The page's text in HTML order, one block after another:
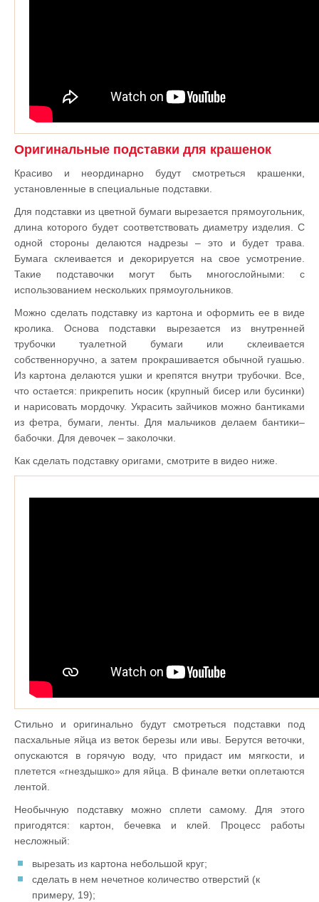
Оригинальные подставки для крашенок
Красиво и неординарно будут смотреться крашенки,
установленные в специальные подставки.
Для подставки из цветной бумаги вырезается прямоугольник,
длина которого будет соответствовать диаметру изделия. С
одной стороны делаются надрезы – это и будет трава.
Бумага склеивается и декорируется на свое усмотрение.
Такие подставочки могут быть многослойными: с
использованием нескольких прямоугольников.
Можно сделать подставку из картона и оформить ее в виде
кролика. Основа подставки вырезается из внутренней
трубочки туалетной бумаги или склеивается
собственноручно, а затем прокрашивается обычной гуашью.
Из картона делаются ушки и крепятся внутри трубочки. Все,
что остается: прикрепить носик (крупный бисер или бусинки)
и нарисовать мордочку. Украсить зайчиков можно бантиками
из фетра, бумаги, ленты. Для мальчиков делаем бантики–
бабочки. Для девочек – заколочки.
Как сделать подставку оригами, смотрите в видео ниже.
Стильно и оригинально будут смотреться подставки под
пасхальные яйца из веток березы или ивы. Берутся веточки,
опускаются в горячую воду, что придаст им мягкости, и
плетется «гнездышко» для яйца. В финале ветки оплетаются
лентой.
Необычную подставку можно сплети самому. Для этого
пригодятся: картон, бечевка и клей. Процесс работы
несложный:
вырезать из картона небольшой круг;
сделать в нем нечетное количество отверстий (к
примеру, 19);